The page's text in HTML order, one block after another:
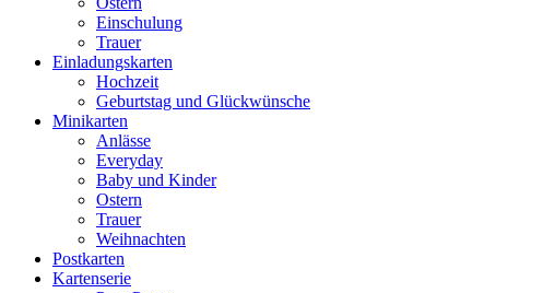
Einschulung
Trauer
Einladungskarten
Hochzeit
Geburtstag und Glückwünsche
Minikarten
Anlässe
Everyday
Baby und Kinder
Ostern
Trauer
Weihnachten
Postkarten
Kartenserie